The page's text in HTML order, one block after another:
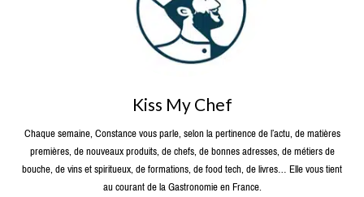
Kiss My Chef
Chaque semaine, Constance vous parle, selon la pertinence de l’actu, de matières
premières, de nouveaux produits, de chefs, de bonnes adresses, de métiers de
bouche, de vins et spiritueux, de formations, de food tech, de livres… Elle vous tient
au courant de la Gastronomie en France.